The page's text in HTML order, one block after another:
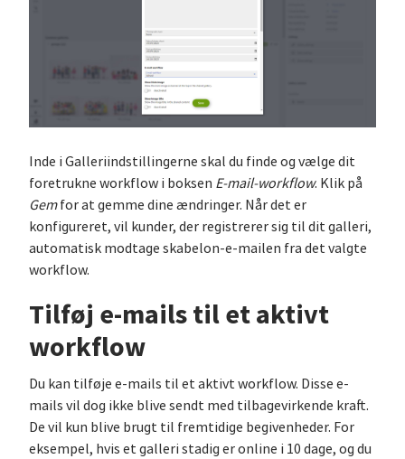
Inde i Galleriindstillingerne skal du finde og vælge dit
foretrukne workflow i boksen E-mail-workflow. Klik på
Gemfor at gemme dine ændringer. Når det er
konfigureret, vil kunder, der registrerer sig til dit galleri,
automatisk modtage skabelon-e-mailen fra det valgte
workflow.
Tilføj e-mails til et aktivt
workflow
Du kan tilføje e-mails til et aktivt workflow. Disse e-
mails vil dog ikke blive sendt med tilbagevirkende kraft.
De vil kun blive brugt til fremtidige begivenheder. For
eksempel, hvis et galleri stadig er online i 10 dage, og du